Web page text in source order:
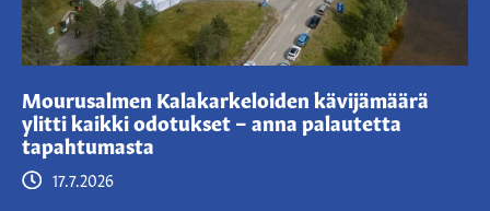
17.7.2026
Mourusalmen Kalakarkeloiden kävijämäärä
ylitti kaikki odotukset – anna palautetta
tapahtumasta